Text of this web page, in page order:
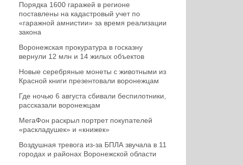
Порядка 1600 гаражей в регионе
поставлены на кадастровый учет по
«гаражной амнистии» за время реализации
закона
Воронежская прокуратура в госказну
вернули 12 млн и 14 жилых объектов
Новые серебряные монеты с животными из
Красной книги презентовали воронежцам
Где ночью 6 августа сбивали беспилотники,
рассказали воронежцам
МегаФон раскрыл портрет покупателей
«раскладушек» и «книжек»
Воздушная тревога из-за БПЛА звучала в 11
городах и районах Воронежской области